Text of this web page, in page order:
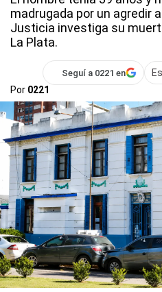
madrugada por un agredir
Justicia investiga su
La Plata.
Seguí a 0221 en
Por 0221